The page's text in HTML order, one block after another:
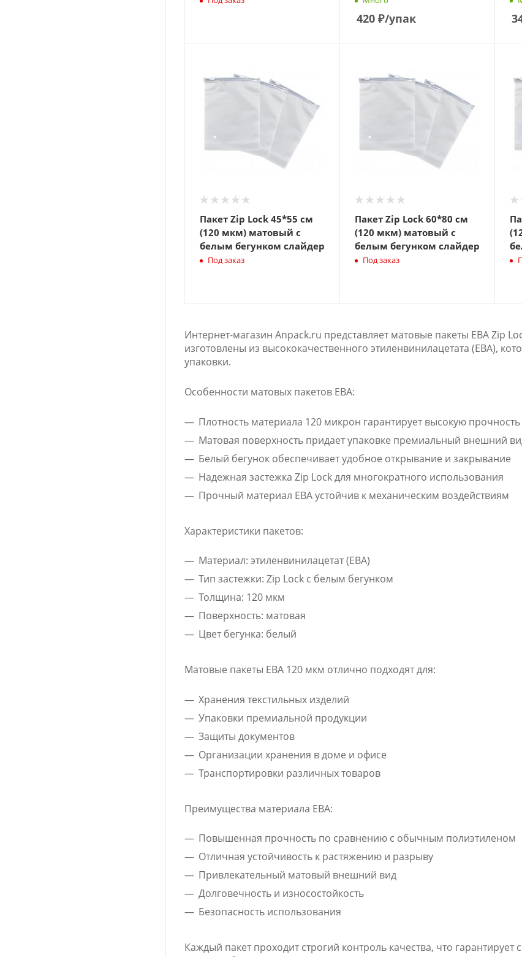
420 ₽/упак
Пакет Zip Lock 45*55 см
(120 мкм) матовый с
белым бегунком слайдер
Под заказ
Пакет Zip Lock 60*80 см
(120 мкм) матовый с
белым бегунком слайдер
Под заказ
Интернет-магазин Anpack.ru представляет матовые пакеты ЕВА Zip
изготовлены из высококачественного этиленвинилацетата (ЕВА),
упаковки.
Особенности матовых пакетов ЕВА:
Плотность материала 120 микрон гарантирует высокую прочность
Матовая поверхность придает упаковке премиальный внешний
Белый бегунок обеспечивает удобное открывание и закрывание
Надежная застежка Zip Lock для многократного использования
Прочный материал ЕВА устойчив к механическим воздействиям
Характеристики пакетов:
Материал: этиленвинилацетат (ЕВА)
Тип застежки: Zip Lock с белым бегунком
Толщина: 120 мкм
Поверхность: матовая
Цвет бегунка: белый
Матовые пакеты ЕВА 120 мкм отлично подходят для:
Хранения текстильных изделий
Упаковки премиальной продукции
Защиты документов
Организации хранения в доме и офисе
Транспортировки различных товаров
Преимущества материала ЕВА:
Повышенная прочность по сравнению с обычным полиэтиленом
Отличная устойчивость к растяжению и разрыву
Привлекательный матовый внешний вид
Долговечность и износостойкость
Безопасность использования
Каждый пакет проходит строгий контроль качества, что